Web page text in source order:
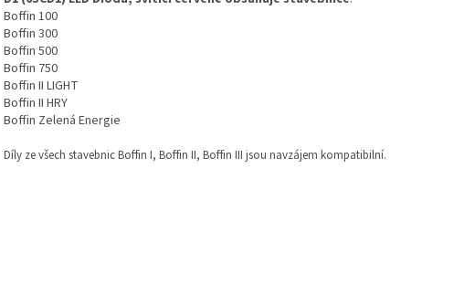
Boffin 100
Boffin 300
Boffin 500
Boffin 750
Boffin II LIGHT
Boffin II HRY
Boffin Zelená Energie
Díly ze všech stavebnic Boffin I, Boffin II, Boffin III jsou navzájem kompatibilní.